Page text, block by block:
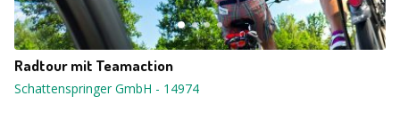
Radtour mit Teamaction
Schattenspringer GmbH - 14974